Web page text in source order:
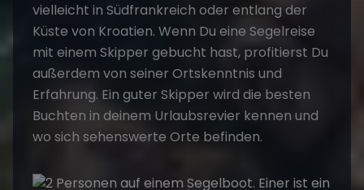
vielleicht in Südfrankreich oder entlang der
Küste von Kroatien. Wenn Du eine Segelreise
mit einem Skipper gebucht hast, profitierst Du
außerdem von seiner Ortskenntnis und
Erfahrung. Ein guter Skipper wird die besten
Buchten in deinem Urlaubsrevier kennen und
wo sich sehenswerte Orte befinden.